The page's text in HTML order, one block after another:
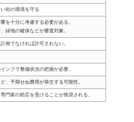
街の環境を守る
を十分に考慮する必要がある。
緑地の確保などが審査対象。
画でなければ許可されない。
ンフラ整備状況の把握が必要。
、予期せぬ費用が発生する可能性。
門家の助言を受けることが推奨される。